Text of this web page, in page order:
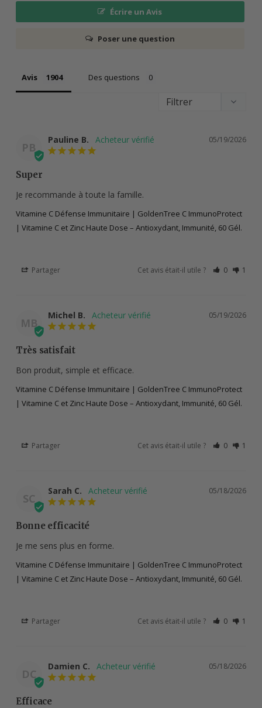
Écrire un Avis
Poser une question
Avis Des questions
PB
05/19/2026
Pauline B.
Super
Je recommande à toute la famille.
Vitamine C Défense Immunitaire | GoldenTree C ImmunoProtect
| Vitamine C et Zinc Haute Dose – Antioxydant, Immunité, 60 Gél.
Partager Cet avis était-il utile ? 0 1
MB
05/19/2026
Michel B.
Très satisfait
Bon produit, simple et efficace.
Vitamine C Défense Immunitaire | GoldenTree C ImmunoProtect
| Vitamine C et Zinc Haute Dose – Antioxydant, Immunité, 60 Gél.
Partager Cet avis était-il utile ? 0 1
SC
05/18/2026
Sarah C.
Bonne efficacité
Je me sens plus en forme.
Vitamine C Défense Immunitaire | GoldenTree C ImmunoProtect
| Vitamine C et Zinc Haute Dose – Antioxydant, Immunité, 60 Gél.
Partager Cet avis était-il utile ? 0 1
DC
05/18/2026
Damien C.
Efficace